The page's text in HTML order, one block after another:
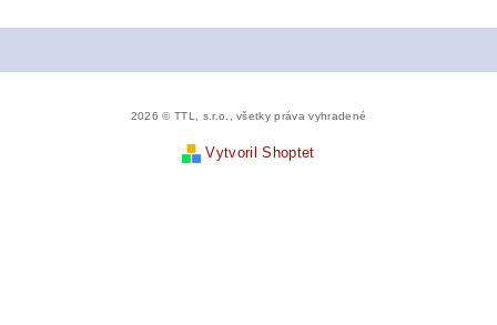
2026 © TTL, s.r.o., všetky práva vyhradené
Vytvoril Shoptet